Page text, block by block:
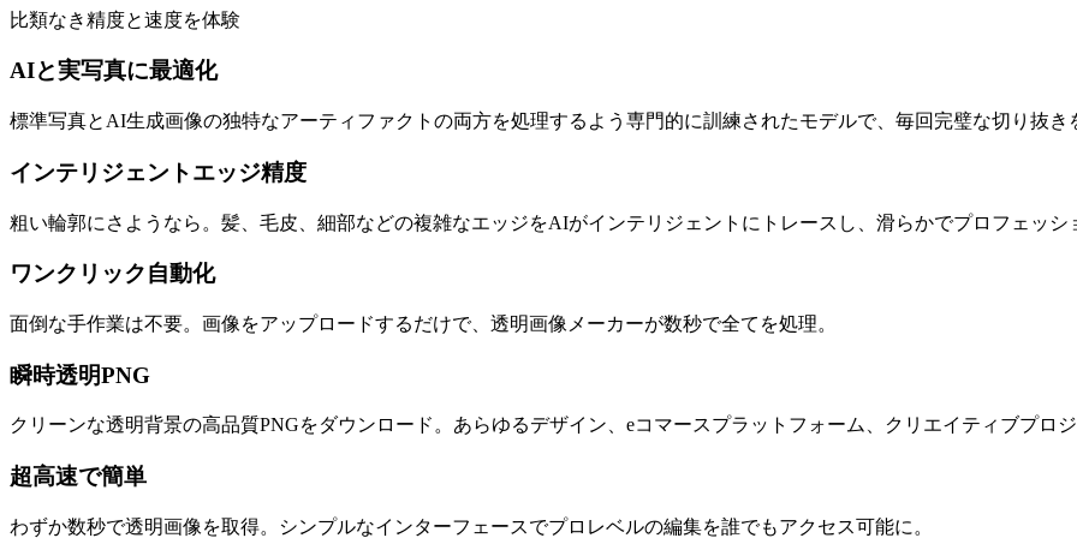
比類なき精度と速度を体験
AIと実写真に最適化
標準写真とAI生成画像の独特なアーティファクトの両方を処理するよう専門的に訓練されたモデルで、毎回完璧な切り抜き
インテリジェントエッジ精度
粗い輪郭にさようなら。髪、毛皮、細部などの複雑なエッジをAIがインテリジェントにトレースし、滑らかでプロフェッシ
ワンクリック自動化
面倒な手作業は不要。画像をアップロードするだけで、透明画像メーカーが数秒で全てを処理。
瞬時透明PNG
クリーンな透明背景の高品質PNGをダウンロード。あらゆるデザイン、eコマースプラットフォーム、クリエイティブプロ
超高速で簡単
わずか数秒で透明画像を取得。シンプルなインターフェースでプロレベルの編集を誰でもアクセス可能に。